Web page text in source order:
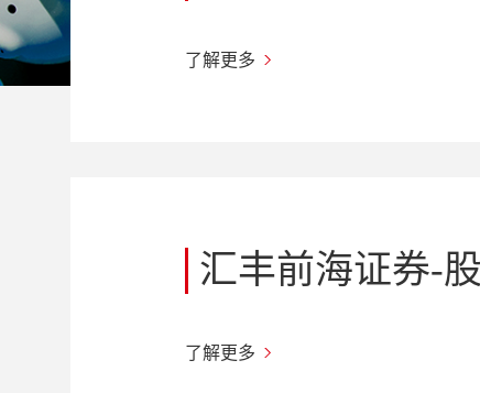
了解更多
汇丰前海证券-
了解更多